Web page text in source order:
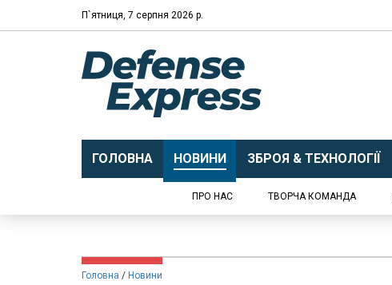
П`ятниця, 7 серпня 2026 р.
ГОЛОВНА НОВИНИ ЗБРОЯ & ТЕХНОЛОГІЇ
ПРО НАС ТВОРЧА КОМАНДА
Головна Новини